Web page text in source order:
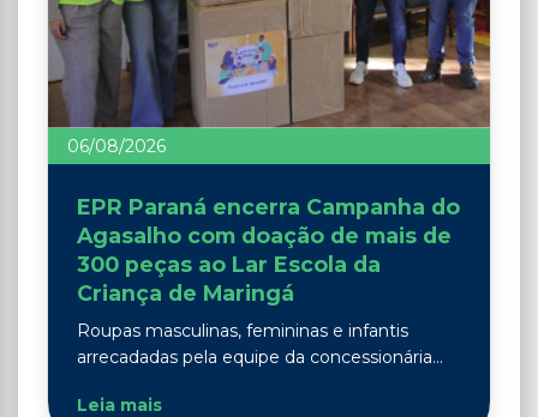
06/08/2026
EPR Paraná encerra Campanha do
Agasalho com doação de mais de
300 peças ao Lar Escola da
Criança de Maringá
Roupas masculinas, femininas e infantis
arrecadadas pela equipe da concessionária...
Leia mais